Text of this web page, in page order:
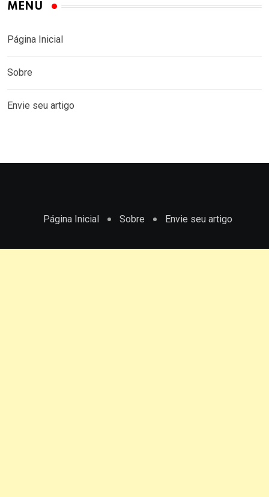
MENU
Página Inicial
Sobre
Envie seu artigo
Página Inicial Sobre Envie seu artigo